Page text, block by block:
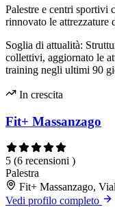
Palestre e centri sportivi
rinnovato le attrezzature
Soglia di attualità:
collettivi, aggiornato le
training negli ultimi 90
In crescita
Fit+ Massanzago
5 (6 recensioni )
Palestra
Fit+ Massanzago,
Vedi profilo completo